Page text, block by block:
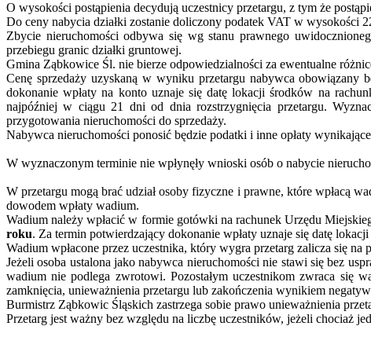
O wysokości postąpienia decydują uczestnicy przetargu, z tym że
Do ceny nabycia działki zostanie doliczony podatek VAT w wysokości
Zbycie nieruchomości odbywa się wg stanu prawnego
przebiegu granic działki gruntowej.
Gmina Ząbkowice Śl. nie bierze odpowiedzialności za ewentualne
Cenę sprzedaży uzyskaną w wyniku przetargu nabywca
dokonanie wpłaty na konto uznaje się datę lokacji środków na
najpóźniej w ciągu 21 dni od dnia rozstrzygnięcia przetargu.
przygotowania nieruchomości do sprzedaży.
Nabywca nieruchomości ponosić będzie podatki i inne opłaty
W wyznaczonym terminie nie wpłynęły wnioski osób o nabycie
W przetargu mogą brać udział osoby fizyczne i prawne, które wpłacą
dowodem wpłaty wadium.
Wadium należy wpłacić w formie gotówki na rachunek Urzędu
roku. Za termin potwierdzający dokonanie wpłaty uznaje się datę
Wadium wpłacone przez uczestnika, który wygra przetarg zalicza się na
Jeżeli osoba ustalona jako nabywca nieruchomości nie stawi się bez
wadium nie podlega zwrotowi. Pozostałym uczestnikom zwraca się
zamknięcia, unieważnienia przetargu lub zakończenia wynikiem
Burmistrz Ząbkowic Śląskich zastrzega sobie prawo unieważnienia
Przetarg jest ważny bez względu na liczbę uczestników, jeżeli chociaż